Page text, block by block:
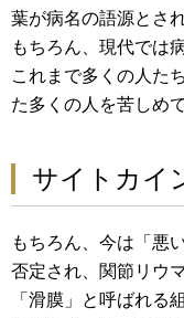
葉が病名の語源とさ
もちろん、現代では
これまで多くの人た
た多くの人を苦しめ
サイトカイ
もちろん、今は「悪
否定され、関節リウ
「滑膜」と呼ばれる